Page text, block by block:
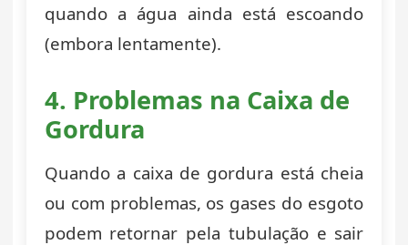
quando a água ainda está escoando
(embora lentamente).
4. Problemas na Caixa de
Gordura
Quando a caixa de gordura está cheia
ou com problemas, os gases do esgoto
podem retornar pela tubulação e sair